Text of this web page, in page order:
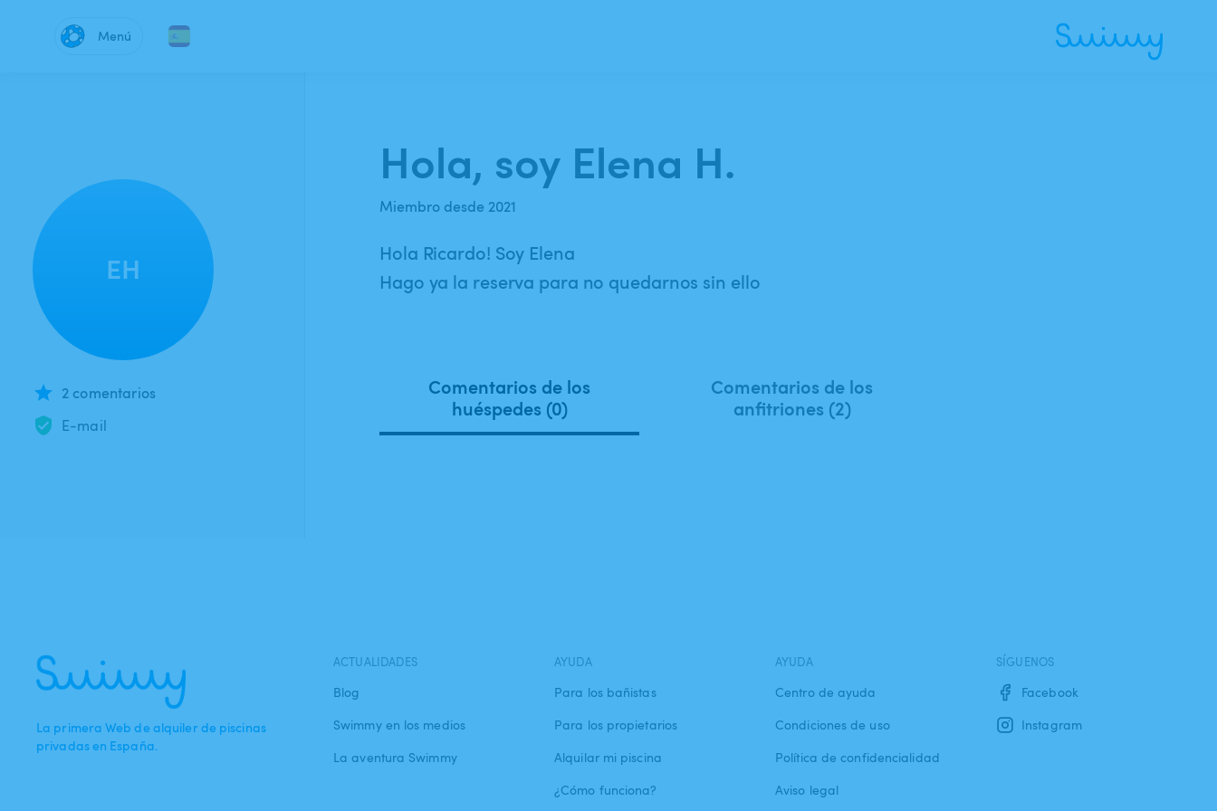
Menú
EH
2 comentarios
E-mail
Hola, soy Elena H.
Miembro desde 2021
Hola Ricardo! Soy Elena
Hago ya la reserva para no quedarnos sin ello
Comentarios de los
huéspedes (0)
Comentarios de los
anfitriones (2)
La primera Web de alquiler de piscinas
privadas en España.
ACTUALIDADES
Blog
Swimmy en los medios
La aventura Swimmy
AYUDA
Para los bañistas
Para los propietarios
Alquilar mi piscina
¿Cómo funciona?
AYUDA
Centro de ayuda
Condiciones de uso
Política de confidencialidad
Aviso legal
SÍGUENOS
Facebook
Instagram